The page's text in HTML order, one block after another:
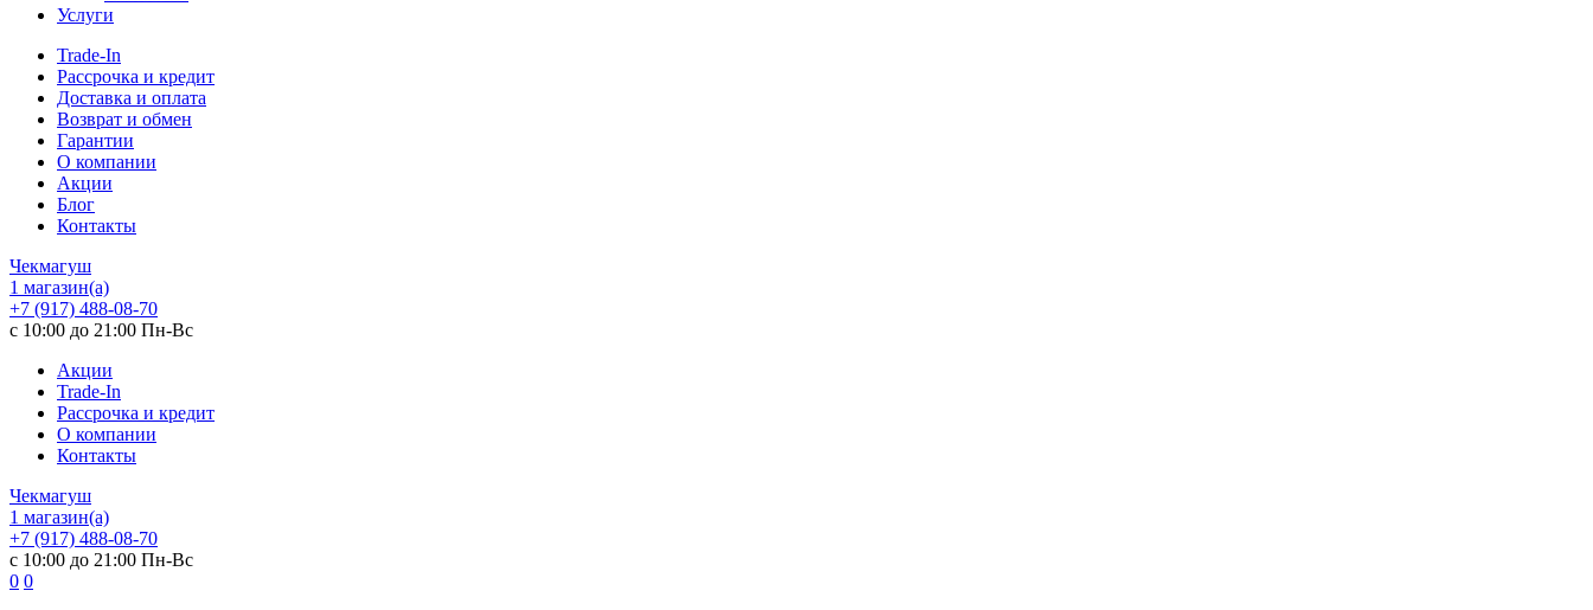
Услуги
Trade-In
Рассрочка и кредит
Доставка и оплата
Возврат и обмен
Гарантии
О компании
Акции
Блог
Контакты
Чекмагуш
1 магазин(а)
+7 (917) 488-08-70
с 10:00 до 21:00 Пн-Вс
Акции
Trade-In
Рассрочка и кредит
О компании
Контакты
Чекмагуш
1 магазин(а)
+7 (917) 488-08-70
с 10:00 до 21:00 Пн-Вс
0 0